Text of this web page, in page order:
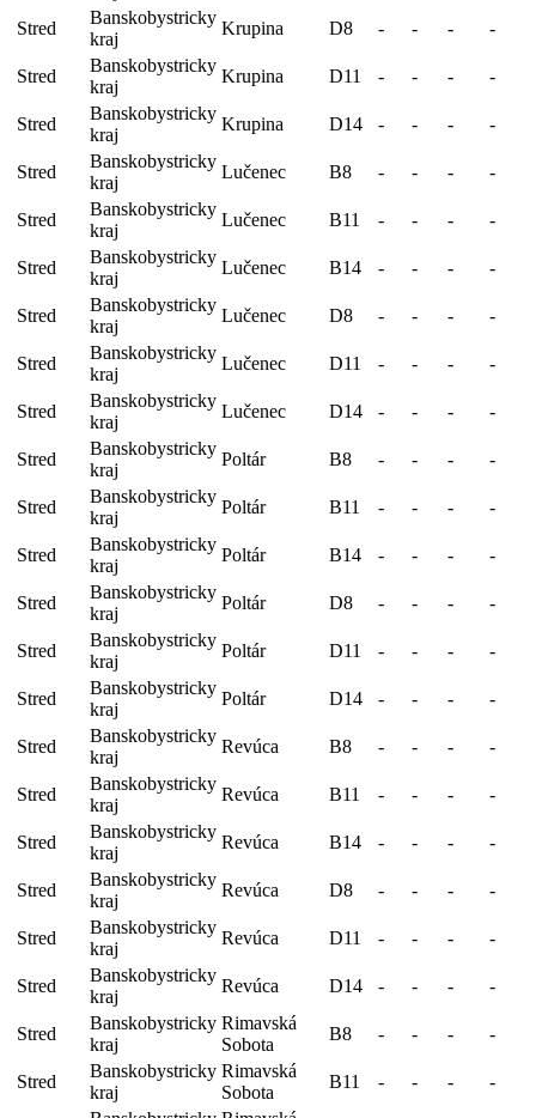
Stred
Banskobystricky
kraj
Krupina D8 - - - -
Stred
Banskobystricky
kraj
Krupina D11 - - - -
Stred
Banskobystricky
kraj
Krupina D14 - - - -
Stred
Banskobystricky
kraj
Lučenec B8 - - - -
Stred
Banskobystricky
kraj
Lučenec B11 - - - -
Stred
Banskobystricky
kraj
Lučenec B14 - - - -
Stred
Banskobystricky
kraj
Lučenec D8 - - - -
Stred
Banskobystricky
kraj
Lučenec D11 - - - -
Stred
Banskobystricky
kraj
Lučenec D14 - - - -
Stred
Banskobystricky
kraj
Poltár B8 - - - -
Stred
Banskobystricky
kraj
Poltár B11 - - - -
Stred
Banskobystricky
kraj
Poltár B14 - - - -
Stred
Banskobystricky
kraj
Poltár D8 - - - -
Stred
Banskobystricky
kraj
Poltár D11 - - - -
Stred
Banskobystricky
kraj
Poltár D14 - - - -
Stred
Banskobystricky
kraj
Revúca B8 - - - -
Stred
Banskobystricky
kraj
Revúca B11 - - - -
Stred
Banskobystricky
kraj
Revúca B14 - - - -
Stred
Banskobystricky
kraj
Revúca D8 - - - -
Stred
Banskobystricky
kraj
Revúca D11 - - - -
Stred
Banskobystricky
kraj
Revúca D14 - - - -
Stred
Banskobystricky
kraj
Rimavská
Sobota
B8 - - - -
Stred
Banskobystricky
kraj
Rimavská
Sobota
B11 - - -
-